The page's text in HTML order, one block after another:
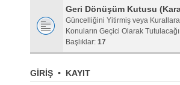
Geri Dönüşüm Kutusu
Güncelliğini Yitirmiş veya
Konuların Geçici Olarak
Başlıklar: 17
GIRIŞ• KAYIT